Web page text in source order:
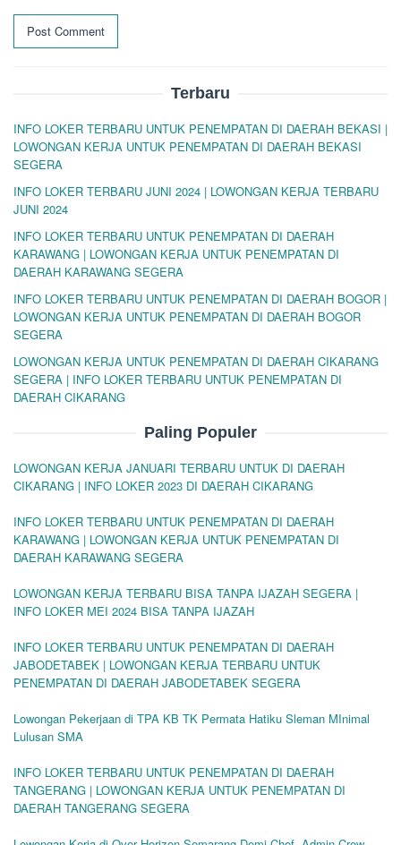
Terbaru
INFO LOKER TERBARU UNTUK PENEMPATAN DI DAERAH BEKASI |
LOWONGAN KERJA UNTUK PENEMPATAN DI DAERAH BEKASI
SEGERA
INFO LOKER TERBARU JUNI 2024 | LOWONGAN KERJA TERBARU
JUNI 2024
INFO LOKER TERBARU UNTUK PENEMPATAN DI DAERAH
KARAWANG | LOWONGAN KERJA UNTUK PENEMPATAN DI
DAERAH KARAWANG SEGERA
INFO LOKER TERBARU UNTUK PENEMPATAN DI DAERAH BOGOR |
LOWONGAN KERJA UNTUK PENEMPATAN DI DAERAH BOGOR
SEGERA
LOWONGAN KERJA UNTUK PENEMPATAN DI DAERAH CIKARANG
SEGERA | INFO LOKER TERBARU UNTUK PENEMPATAN DI
DAERAH CIKARANG
Paling Populer
LOWONGAN KERJA JANUARI TERBARU UNTUK DI DAERAH
CIKARANG | INFO LOKER 2023 DI DAERAH CIKARANG
INFO LOKER TERBARU UNTUK PENEMPATAN DI DAERAH
KARAWANG | LOWONGAN KERJA UNTUK PENEMPATAN DI
DAERAH KARAWANG SEGERA
LOWONGAN KERJA TERBARU BISA TANPA IJAZAH SEGERA |
INFO LOKER MEI 2024 BISA TANPA IJAZAH
INFO LOKER TERBARU UNTUK PENEMPATAN DI DAERAH
JABODETABEK | LOWONGAN KERJA TERBARU UNTUK
PENEMPATAN DI DAERAH JABODETABEK SEGERA
Lowongan Pekerjaan di TPA KB TK Permata Hatiku Sleman MInimal
Lulusan SMA
INFO LOKER TERBARU UNTUK PENEMPATAN DI DAERAH
TANGERANG | LOWONGAN KERJA UNTUK PENEMPATAN DI
DAERAH TANGERANG SEGERA